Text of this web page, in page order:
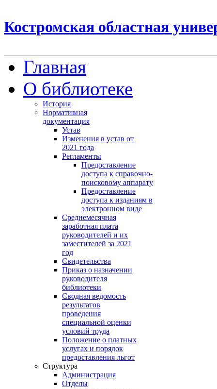
Костромская областная
Главная
О библиотеке
История
Нормативная
документация
Устав
Изменения в устав от
2021 года
Регламенты
Предоставление
доступа к справочно-
поисковому аппарату
Предоставление
доступа к изданиям в
электронном виде
Среднемесячная
заработная плата
руководителей и их
заместителей за 2021
год
Свидетельства
Приказ о назначении
руководителя
библиотеки
Сводная ведомость
результатов
проведения
специальной оценки
условий труда
Положение о платных
услугах и порядок
предоставления льгот
Структура
Администрация
Отделы